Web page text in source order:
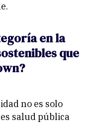
en la
que
no es solo
salud pública